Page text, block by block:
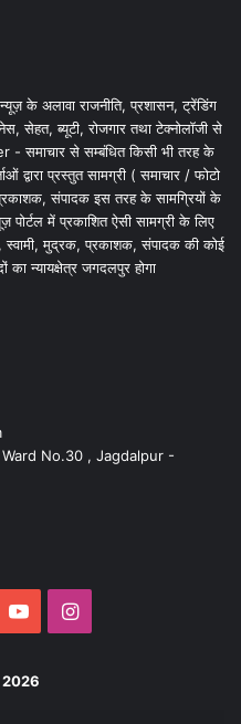
के अलावा राजनीति, प्रशासन, ट्रेंडिंग
सेहत, ब्यूटी, रोजगार तथा टेक्नोलॉजी से
- समाचार से सम्बंधित किसी भी तरह के
द्वारा प्रस्तुत सामग्री ( समाचार / फोटो
संपादक इस तरह के सामग्रियों के
पोर्टल में प्रकाशित ऐसी सामग्री के लिए
स्वामी, मुद्रक, प्रकाशक, संपादक की कोई
का न्यायक्षेत्र जगदलपुर होगा
No.30 , Jagdalpur -
YouTubeInstagram